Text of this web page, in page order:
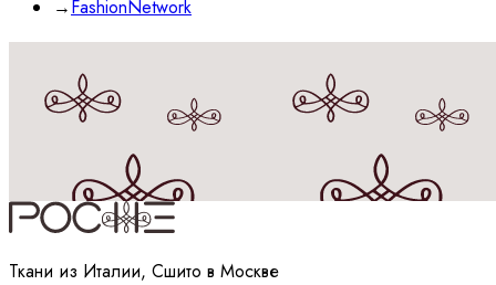
→ FashionNetwork
Принимаюполитикуобработки данных
Ткани из Италии, Сшито в Москве